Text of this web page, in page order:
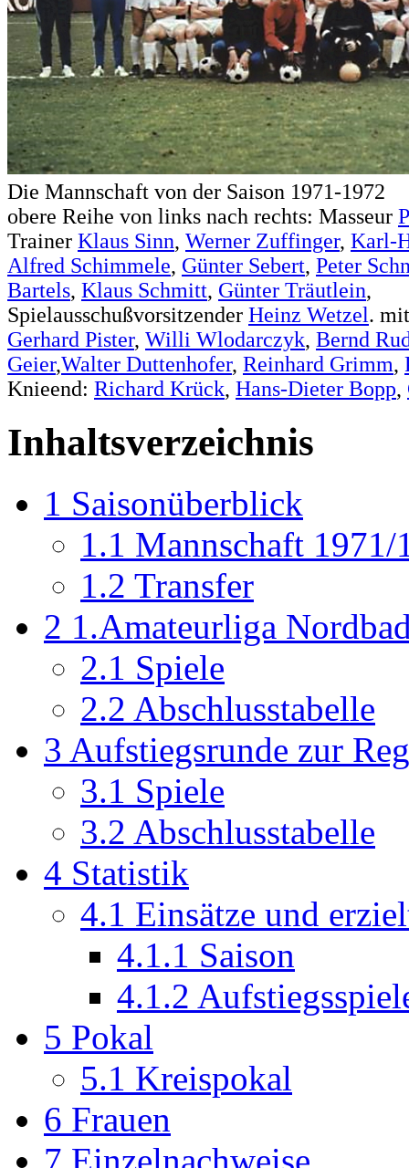
Die Mannschaft von der Saison 1971-1972
obere Reihe von links nach rechts: Masseur
Trainer Klaus Sinn, Werner Zuffinger, Karl-
Alfred Schimmele, Günter Sebert, Peter
Bartels, Klaus Schmitt, Günter Träutlein,
Spielausschußvorsitzender Heinz Wetzel.
Gerhard Pister, Willi Wlodarczyk, Bernd
Geier,Walter Duttenhofer, Reinhard Grimm,
Knieend: Richard Krück, Hans-Dieter Bopp,
Inhaltsverzeichnis
1 Saisonüberblick
1.1 Mannschaft 1971/
1.2 Transfer
2 1.Amateurliga
2.1 Spiele
2.2 Abschlusstabelle
3 Aufstiegsrunde zur
3.1 Spiele
3.2 Abschlusstabelle
4 Statistik
4.1 Einsätze und
4.1.1 Saison
4.1.2
5 Pokal
5.1 Kreispokal
6 Frauen
7 Einzelnachweise